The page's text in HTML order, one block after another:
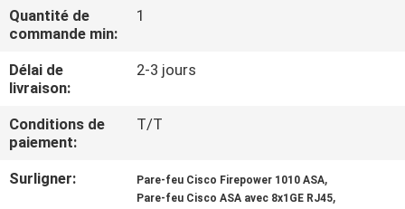
NOUS
VISITE
DE
L'USINE
Quantité de
commande min:
1
Délai de
livraison:
2-3 jours
Conditions de
paiement:
T/T
Surligner: Pare-feu Cisco Firepower 1010 ASA,
Pare-feu Cisco ASA avec 8x1GE RJ45,